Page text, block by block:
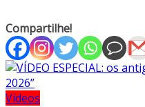
Compartilhe!
Vídeos